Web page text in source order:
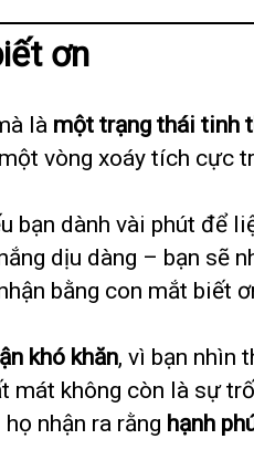
ơn
là một trạng thái tinh
vòng xoáy tích cực
bạn dành vài phút để
dịu dàng – bạn sẽ
bằng con mắt biết
khó khăn, vì bạn nhìn
mát không còn là sự
nhận ra rằng hạnh